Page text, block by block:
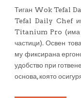
Тиган Wok Tefal
Tefal Daily Chef
Titanium Pro (има
частици). Освен
му фиксирана
удобство при
основа, която